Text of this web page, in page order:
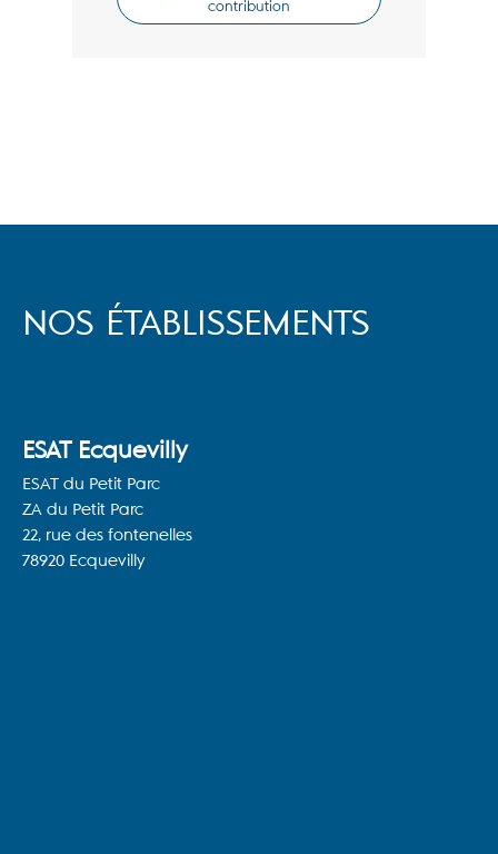
contribution
NOS ÉTABLISSEMENTS
ESAT Ecquevilly
ESAT du Petit Parc
ZA du Petit Parc
22, rue des fontenelles
78920 Ecquevilly